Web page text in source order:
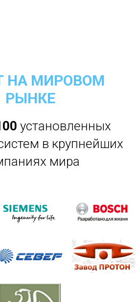
НА МИРОВОМ
РЫНКЕ
00 установленных
в крупнейших
мира